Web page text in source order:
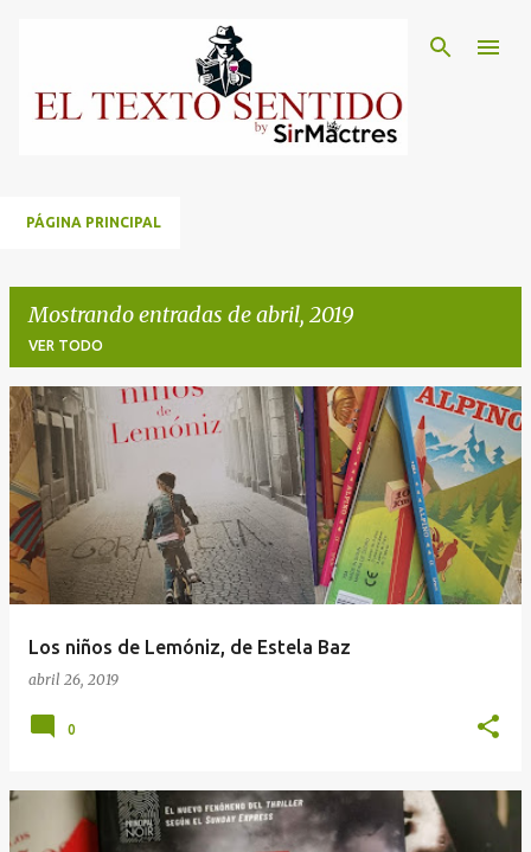
Ir al contenido principal
PÁGINA PRINCIPAL
Mostrando entradas de abril, 2019
VER TODO
E
n
t
r
a
d
Los niños de Lemóniz, de Estela Baz
abril 26, 2019
0